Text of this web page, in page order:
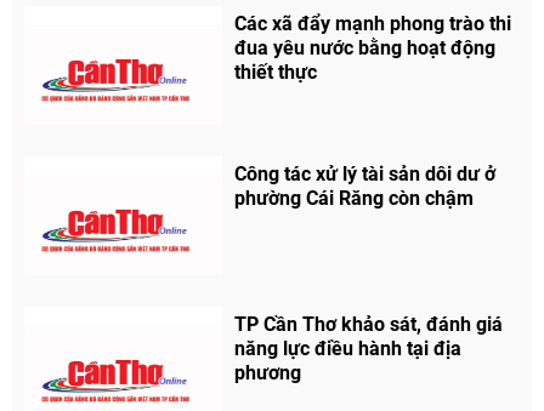
Các xã đẩy mạnh phong trào thi
đua yêu nước bằng hoạt động
thiết thực
Công tác xử lý tài sản dôi dư ở
phường Cái Răng còn chậm
TP Cần Thơ khảo sát, đánh giá
năng lực điều hành tại địa
phương